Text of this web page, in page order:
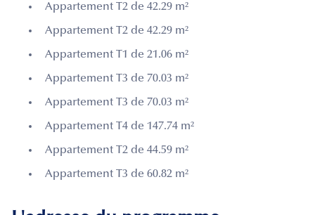
Appartement T2 de 42.29 m²
Appartement T2 de 42.29 m²
Appartement T1 de 21.06 m²
Appartement T3 de 70.03 m²
Appartement T3 de 70.03 m²
Appartement T4 de 147.74 m²
Appartement T2 de 44.59 m²
Appartement T3 de 60.82 m²